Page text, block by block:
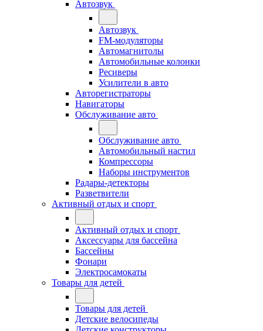
Автозвук
Автозвук
FM-модуляторы
Автомагнитолы
Автомобильные колонки
Ресиверы
Усилители в авто
Авторегистраторы
Навигаторы
Обслуживание авто
Обслуживание авто
Автомобильный настил
Компрессоры
Наборы инструментов
Радары-детекторы
Разветвители
Активный отдых и спорт
Активный отдых и спорт
Аксессуары для бассейна
Бассейны
Фонари
Электросамокаты
Товары для детей
Товары для детей
Детские велосипеды